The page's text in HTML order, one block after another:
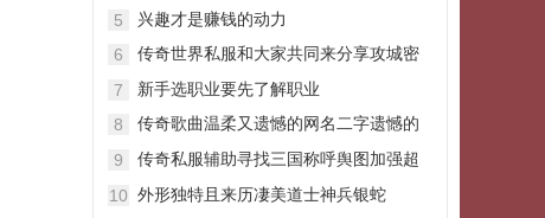
5
兴趣才是赚钱的动力
6
传奇世界私服和大家共同来分享攻城密
7
新手选职业要先了解职业
8
传奇歌曲温柔又遗憾的网名二字遗憾的
9
传奇私服辅助寻找三国称呼舆图加强超
10 外形独特且来历凄美道士神兵银蛇